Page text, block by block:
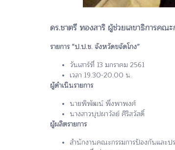
ดร.ชาตรี ทองสาริ ผู้ช่วยเลขาธิการคณ
รายการ “ป.ป.ช. จังหวัดขจัดโกง”
วันเสาร์ที่ 13 มกราคม 2561
เวลา 19.30-20.00 น.
ผู้ดำเนินรายการ
นายพิพัฒน์ พึ่งพาพงศ์
นางสาวบุปผาวัลย์ ศิริสวัสดิ์
ผู้ผลิตรายการ
สำนักงานคณะกรรมการป้องกันและป